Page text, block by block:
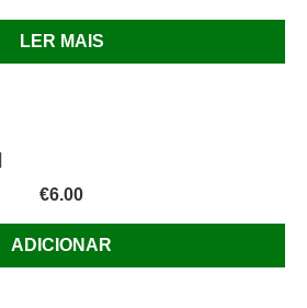
LER MAIS
€6.00
ADICIONAR